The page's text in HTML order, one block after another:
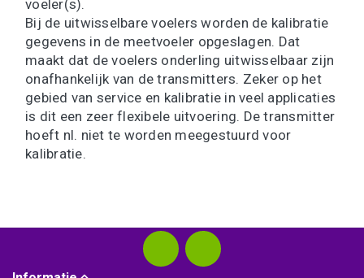
voeler(s).
Bij de uitwisselbare voelers worden de kalibratie
gegevens in de meetvoeler opgeslagen. Dat
maakt dat de voelers onderling uitwisselbaar zijn
onafhankelijk van de transmitters. Zeker op het
gebied van service en kalibratie in veel applicaties
is dit een zeer flexibele uitvoering. De transmitter
hoeft nl. niet te worden meegestuurd voor
kalibratie.